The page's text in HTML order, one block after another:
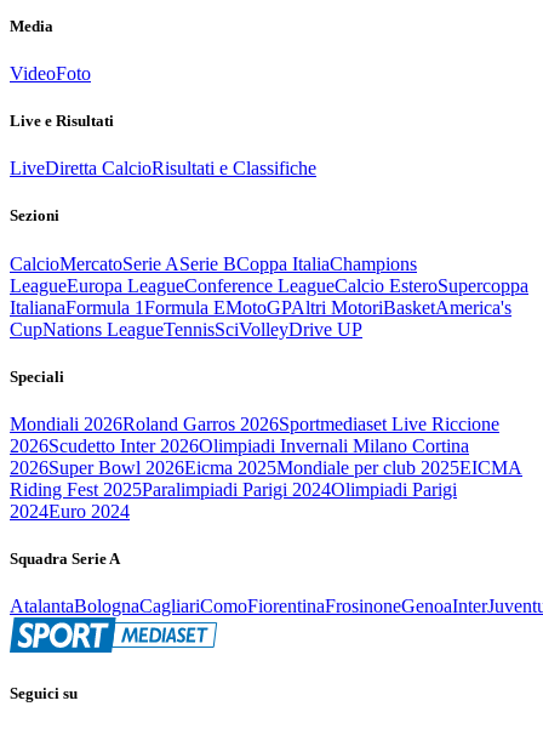
Media
VideoFoto
Live e Risultati
LiveDiretta CalcioRisultati e Classifiche
Sezioni
CalcioMercatoSerie ASerie BCoppa ItaliaChampions
LeagueEuropa LeagueConference LeagueCalcio EsteroSupercoppa
ItalianaFormula 1Formula EMotoGPAltri MotoriBasketAmerica's
CupNations LeagueTennisSciVolleyDrive UP
Speciali
Mondiali 2026Roland Garros 2026Sportmediaset Live Riccione
2026Scudetto Inter 2026Olimpiadi Invernali Milano Cortina
2026Super Bowl 2026Eicma 2025Mondiale per club 2025EICMA
Riding Fest 2025Paralimpiadi Parigi 2024Olimpiadi Parigi
2024Euro 2024
Squadra Serie A
AtalantaBolognaCagliariComoFiorentinaFrosinoneGenoaInter
Seguici su